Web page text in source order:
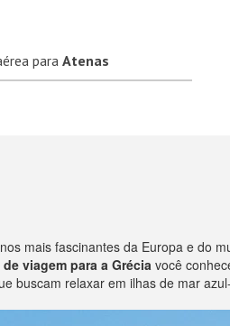
para Atenas
mais fascinantes da Europa e do
viagem para a Grécia você
buscam relaxar em ilhas de mar